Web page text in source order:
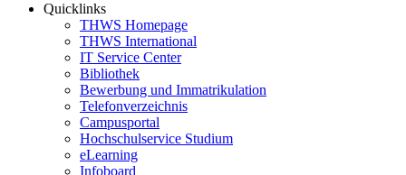
Quicklinks
THWS Homepage
THWS International
IT Service Center
Bibliothek
Bewerbung und Immatrikulation
Telefonverzeichnis
Campusportal
Hochschulservice Studium
eLearning
Infoboard